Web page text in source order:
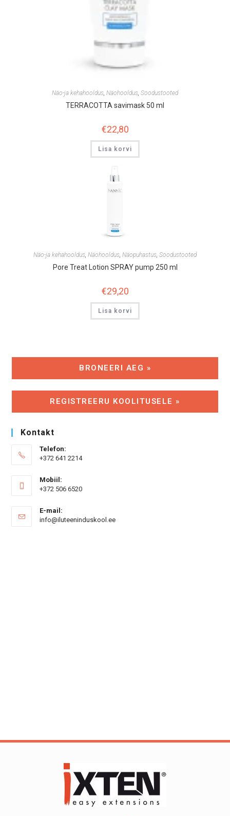
Näo-ja kehahooldus, Näohooldus, Soodustooted
TERRACOTTA savimask 50 ml
€22,80
Lisa korvi
Näo-ja kehahooldus Näohooldus Näopuhastus Soodustooted
Pore Treat Lotion SPRAY pump 250 ml
€29,20
Lisa korvi
BRONEERI AEG »
REGISTREERU KOOLITUSELE »
Kontakt
Telefon:
+372 641 2214
Mobiil:
+372 506 6520
E-mail:
info@iluteeninduskool.eeOpens